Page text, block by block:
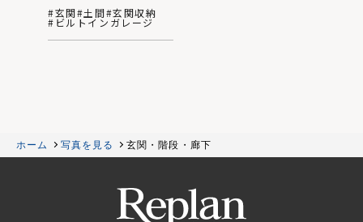
#玄関#土間#玄関収納
#ビルトインガレージ
ホーム 写真を見る 玄関・階段・廊下